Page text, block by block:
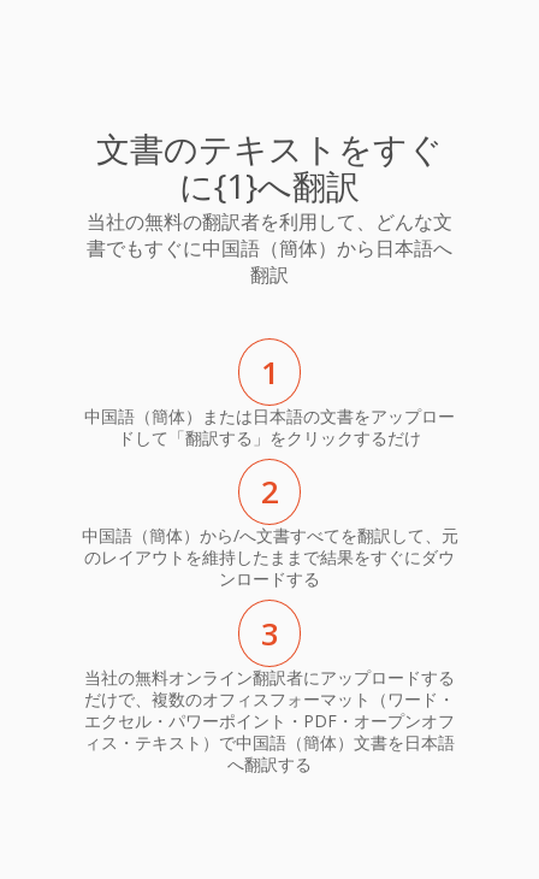
文書のテキストをすぐ
に{1}へ翻訳
当社の無料の翻訳者を利用して、どんな文
書でもすぐに中国語（簡体）から日本語へ
翻訳
1
中国語（簡体）または日本語の文書をアップロー
ドして「翻訳する」をクリックするだけ
2
中国語（簡体）から/へ文書すべてを翻訳して、元
のレイアウトを維持したままで結果をすぐにダウ
ンロードする
3
当社の無料オンライン翻訳者にアップロードする
だけで、複数のオフィスフォーマット（ワード・
エクセル・パワーポイント・PDF・オープンオフ
ィス・テキスト）で中国語（簡体）文書を日本語
へ翻訳する